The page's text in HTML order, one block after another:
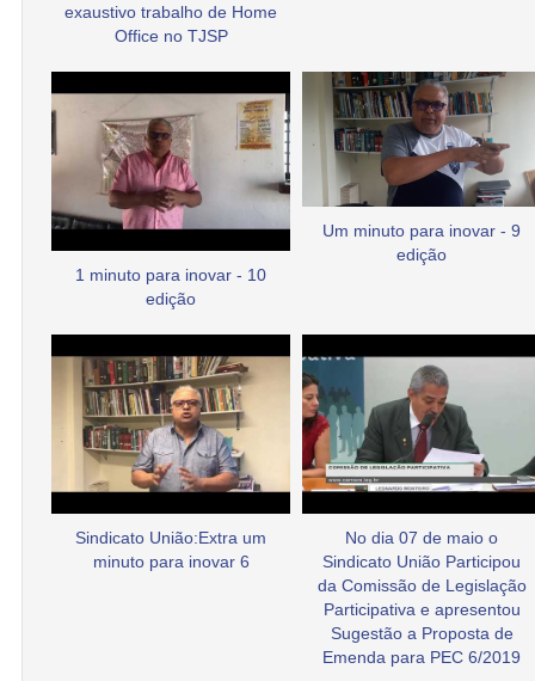
exaustivo trabalho de Home
Office no TJSP
1 minuto para inovar - 10
edição
Um minuto para inovar - 9
edição
Sindicato União:Extra um
minuto para inovar 6
No dia 07 de maio o
Sindicato União Participou
da Comissão de Legislação
Participativa e apresentou
Sugestão a Proposta de
Emenda para PEC 6/2019